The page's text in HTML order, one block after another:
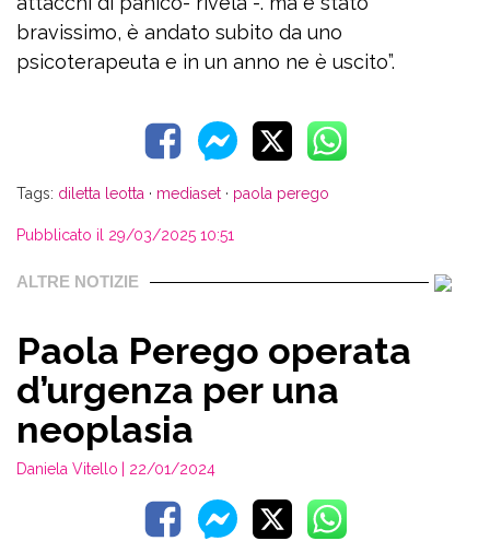
bravissimo, è andato subito da uno
psicoterapeuta e in un anno ne è uscito”.
Tags: diletta leotta · mediaset · paola perego
Pubblicato il 29/03/2025 10:51
ALTRE NOTIZIE
Paola Perego operata
d’urgenza per una
neoplasia
Daniela Vitello | 22/01/2024